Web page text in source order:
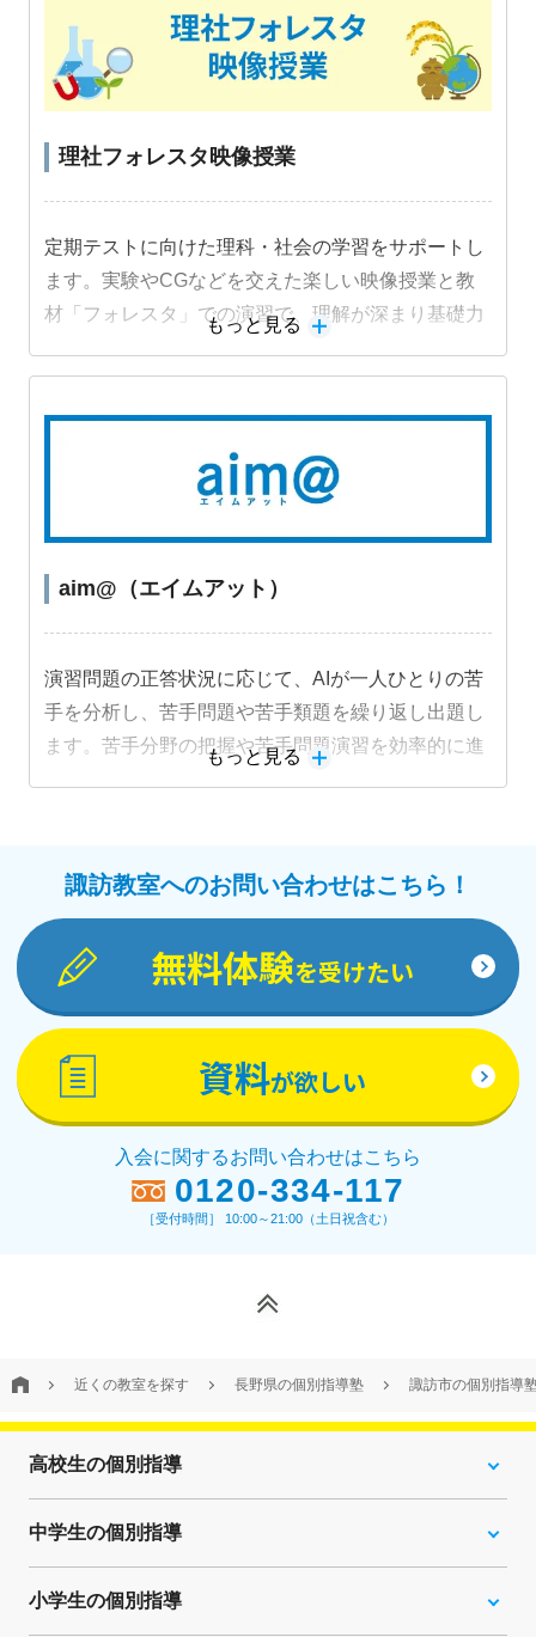
理社フォレスタ映像授業
定期テストに向けた理科・社会の学習をサポートし
ます。実験やCGなどを交えた楽しい映像授業と教
材「フォレスタ」での演習で、理解が深まり基礎力
もっと見る
aim@（エイムアット）
演習問題の正答状況に応じて、AIが一人ひとりの苦
手を分析し、苦手問題や苦手類題を繰り返し出題し
ます。苦手分野の把握や苦手問題演習を効率的に進
もっと見る
諏訪教室へのお問い合わせはこちら！
無料体験を受けたい
資料が欲しい
入会に関するお問い合わせはこちら
0120-334-117
［受付時間］ 10:00～21:00（土日祝含む）
近くの教室を探す 長野県の個別指導塾 諏訪市の個別指導
高校生の個別指導
中学生の個別指導
小学生の個別指導